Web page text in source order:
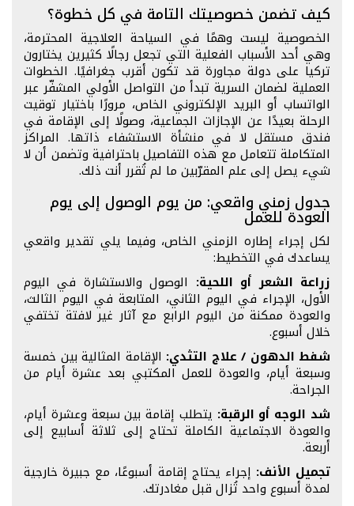
كيف تضمن خصوصيتك التامة في كل خطوة؟
الخصوصية ليست وهمًا في السياحة العلاجية المحترمة،
وهي أحد الأسباب الفعلية التي تجعل رجالًا كثيرين يختارون
تركيا على دولة مجاورة قد تكون أقرب جغرافيًا. الخطوات
العملية لضمان السرية تبدأ من التواصل الأولي المشفّر عبر
الواتساب أو البريد الإلكتروني الخاص، مرورًا باختيار توقيت
الرحلة بعيدًا عن الإجازات الجماعية، وصولًا إلى الإقامة في
فندق مستقل لا في منشأة الاستشفاء ذاتها. المراكز
المتكاملة تتعامل مع هذه التفاصيل باحترافية وتضمن أن لا
شيء يصل إلى علم المقرّبين ما لم تُقرر أنت ذلك.
جدول زمني واقعي: من يوم الوصول إلى يوم
العودة للعمل
لكل إجراء إطاره الزمني الخاص، وفيما يلي تقدير واقعي
يساعدك في التخطيط:
زراعة الشعر أو اللحية: الوصول والاستشارة في اليوم
الأول، الإجراء في اليوم الثاني، المتابعة في اليوم الثالث،
والعودة ممكنة من اليوم الرابع مع آثار غير لافتة تختفي
خلال أسبوع.
شفط الدهون / علاج التثدي: الإقامة المثالية بين خمسة
وسبعة أيام، والعودة للعمل المكتبي بعد عشرة أيام من
الجراحة.
شد الوجه أو الرقبة: يتطلب إقامة بين سبعة وعشرة أيام،
والعودة الاجتماعية الكاملة تحتاج إلى ثلاثة أسابيع إلى
أربعة.
تجميل الأنف: إجراء يحتاج إقامة أسبوعًا، مع جبيرة خارجية
لمدة أسبوع واحد تُزال قبل مغادرتك.